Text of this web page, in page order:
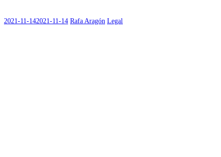
2021-11-142021-11-14 Rafa Aragón Legal